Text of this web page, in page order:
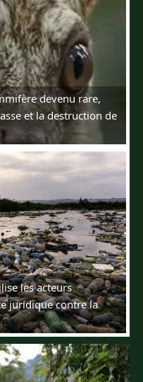
devenu rare,
et la destruction de
les acteurs
juridique contre la